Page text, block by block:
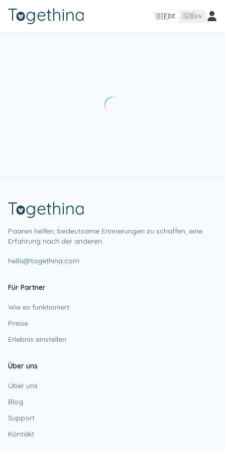
🇩🇪DE 🇬🇧EN
Paaren helfen, bedeutsame Erinnerungen zu schaffen, eine
Erfahrung nach der anderen.
hello@togethina.com
Für Partner
Wie es funktioniert
Preise
Erlebnis einstellen
Über uns
Über uns
Blog
Support
Kontakt